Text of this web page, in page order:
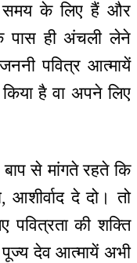
समय के लिए हैं और
ही अंचली लेने
पवित्र आत्मायें
है वा अपने लिए
से मांगते रहते कि
दे दो। तो
पवित्रता की शक्ति
पूज्य देव आत्मायें अभी